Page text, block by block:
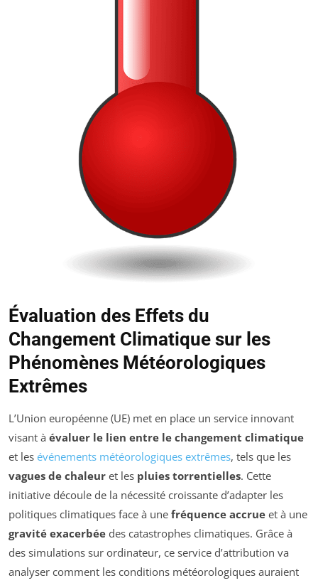
Évaluation des Effets du
Changement Climatique sur les
Phénomènes Météorologiques
Extrêmes
L’Union européenne (UE) met en place un service innovant
visant à évaluer le lien entre le changement climatique
et les événements météorologiques extrêmes, tels que les
vagues de chaleur et les pluies torrentielles. Cette
initiative découle de la nécessité croissante d’adapter les
politiques climatiques face à une fréquence accrue et à une
gravité exacerbée des catastrophes climatiques. Grâce à
des simulations sur ordinateur, ce service d’attribution va
analyser comment les conditions météorologiques auraient